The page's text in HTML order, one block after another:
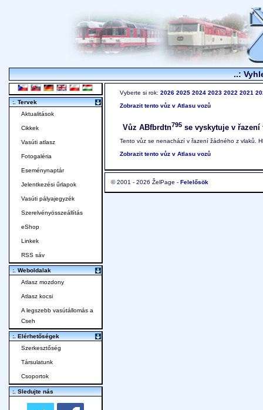
..:
Vyberte si rok: 2026 2025 2024 2023 2022 2021
Zobrazit tento vůz v Atlasu vozů
Vůz ABfbrdtn795 se vyskytuje v řazení
Tento vůz se nenachází v řazení žádného z vlaků.
Zobrazit tento vůz v Atlasu vozů
© 2001 - 2026 ŽelPage - Felelősök
:. Tervek
Aktualitások
Cikkek
Vasúti atlasz
Fotogaléria
Eseménynaptár
Jelentkezési űrlapok
Vasúti pályajegyzék
Szerelvényösszeállítás
eShop
Linkek
RSS sáv
:. Weboldalak
Atlasz mozdony
Atlasz kocsi
A legszebb vasútállomás a
Cseh
:. Elérhetőségek
Szerkesztőség
Társulatunk
Csoportok
:. Sledujte nás